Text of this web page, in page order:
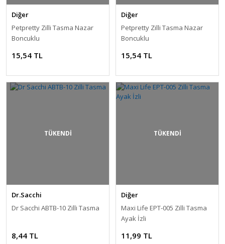
Diğer
Petpretty Zilli Tasma Nazar
Boncuklu
15,54 TL
Diğer
Petpretty Zilli Tasma Nazar
Boncuklu
15,54 TL
TÜKENDİ
Dr.Sacchi
Dr Sacchi ABTB-10 Zilli Tasma
8,44 TL
TÜKENDİ
Diğer
Maxi Life EPT-005 Zilli Tasma
Ayak İzli
11,99 TL